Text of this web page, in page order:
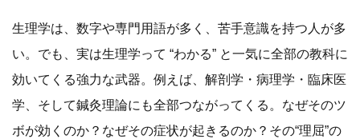
生理学は、数字や専門用語が多く、苦手意識を持つ人が多
い。でも、実は生理学って “わかる” と一気に全部の教科に
効いてくる強力な武器。例えば、解剖学・病理学・臨床医
学、そして鍼灸理論にも全部つながってくる。なぜそのツ
ボが効くのか？なぜその症状が起きるのか？その“理屈”の